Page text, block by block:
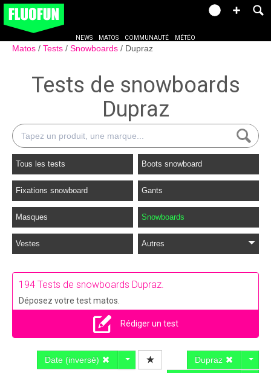
NEWS MATOS COMMUNAUTÉ MÉTÉO
Matos Tests Snowboards Dupraz
Tests de snowboards
Dupraz
Tous les tests Boots snowboard
Fixations snowboard Gants
Masques Snowboards
Vestes Autres
194 Tests de snowboards Dupraz.
Déposez votre test matos.
Rédiger un test
Date (inversé)
Dupraz